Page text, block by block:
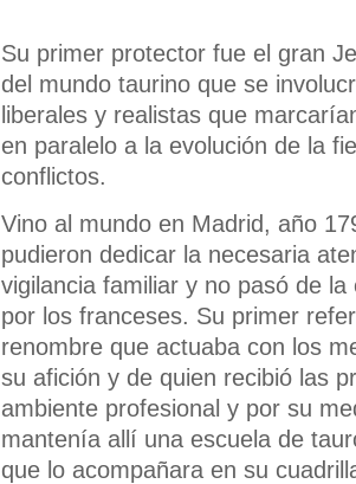
Su primer protector fue el gran
del mundo taurino que se
liberales y realistas que
en paralelo a la evolución de la
conflictos.
Vino al mundo en Madrid, año
pudieron dedicar la necesaria
vigilancia familiar y no pasó de
por los franceses. Su primer
renombre que actuaba con los
su afición y de quien recibió las
ambiente profesional y por su
mantenía allí una escuela de
que lo acompañara en su